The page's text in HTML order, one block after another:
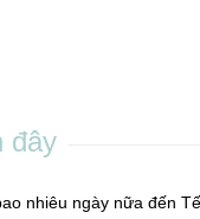
đây
nhiêu ngày nữa đến